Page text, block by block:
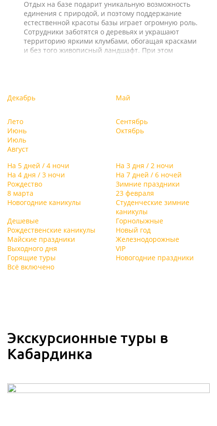
Отдых на базе подарит уникальную возможность
единения с природой, и поэтому поддержание
естественной красоты базы играет огромную роль.
Сотрудники заботятся о деревьях и украшают
территорию яркими клумбами, обогащая красками
и без того живописный ландшафт. При этом
только с удовольствием, но и с пользой!
Декабрь Май
Лето
Июнь
Июль
Август
Сентябрь
Октябрь
На 5 дней / 4 ночи
На 3 дня / 2 ночи
На 4 дня / 3 ночи
На 7 дней / 6 ночей
Рождество
Зимние праздники
8 марта
23 февраля
Новогодние каникулы
Студенческие зимние
каникулы
Дешевые
Горнолыжные
Рождественские каникулы
Новый год
Майские праздники
Железнодорожные
Выходного дня
VIP
Горящие туры
Новогодние праздники
Всё включено
Экскурсионные туры в
Кабардинка